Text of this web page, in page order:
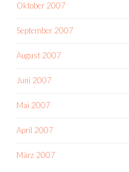
Oktober 2007
September 2007
August 2007
Juni 2007
Mai 2007
April 2007
März 2007